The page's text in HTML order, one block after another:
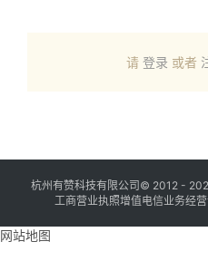
请 登录 或者
杭州有赞科技有限公司© 2012 -
工商营业执照增值电信业务经
网站地图